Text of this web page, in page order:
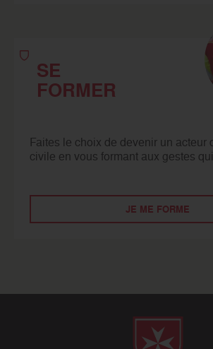
SE
FORMER
Faites le choix de devenir un acteur
civile en vous formant aux gestes
JE ME FORME